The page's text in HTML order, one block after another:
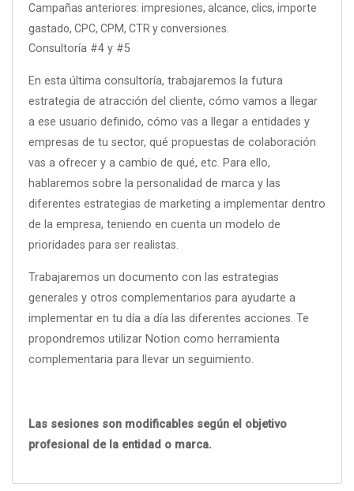
Campañas anteriores: impresiones, alcance, clics, importe
gastado, CPC, CPM, CTR y conversiones.
Consultoría #4 y #5
En esta última consultoría, trabajaremos la futura
estrategia de atracción del cliente, cómo vamos a llegar
a ese usuario definido, cómo vas a llegar a entidades y
empresas de tu sector, qué propuestas de colaboración
vas a ofrecer y a cambio de qué, etc. Para ello,
hablaremos sobre la personalidad de marca y las
diferentes estrategias de marketing a implementar dentro
de la empresa, teniendo en cuenta un modelo de
prioridades para ser realistas.
Trabajaremos un documento con las estrategias
generales y otros complementarios para ayudarte a
implementar en tu día a día las diferentes acciones. Te
propondremos utilizar Notion como herramienta
complementaria para llevar un seguimiento.
Las sesiones son modificables según el objetivo
profesional de la entidad o marca.